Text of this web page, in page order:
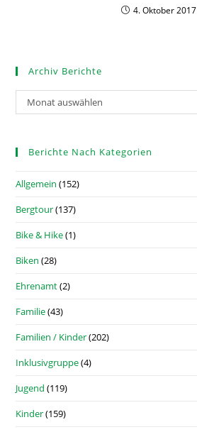
4. Oktober 2017
Archiv Berichte
Monat auswählen
Berichte Nach Kategorien
Allgemein (152)
Bergtour(137)
Bike & Hike(1)
Biken (28)
Ehrenamt(2)
Familie(43)
Familien / Kinder(202)
Inklusivgruppe(4)
Jugend (119)
Kinder(159)